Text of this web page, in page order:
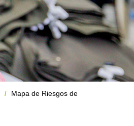
/
Mapa de Riesgos de